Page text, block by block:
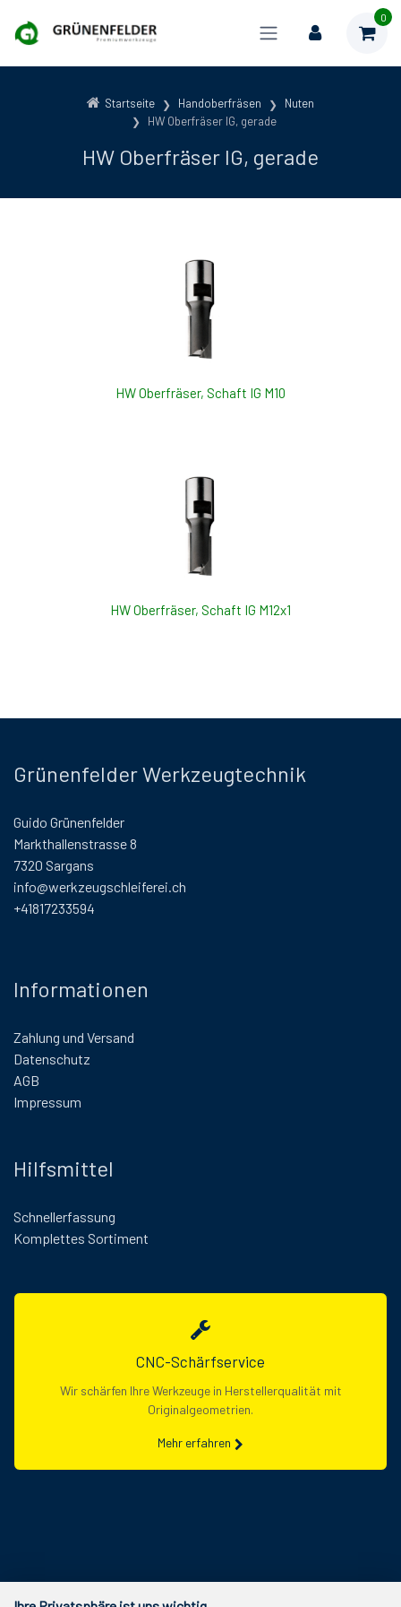
0
Startseite Handoberfräsen
Nuten
HW Oberfräser IG, gerade
HW Oberfräser IG, gerade
HW Oberfräser, Schaft IG M10
HW Oberfräser, Schaft IG M12x1
Grünenfelder Werkzeugtechnik
Guido Grünenfelder
Markthallenstrasse 8
7320 Sargans
info@werkzeugschleiferei.ch
+41817233594
Informationen
Zahlung und Versand
Datenschutz
AGB
Impressum
Hilfsmittel
Schnellerfassung
Komplettes Sortiment
CNC-Schärfservice
Wir schärfen Ihre Werkzeuge in Herstellerqualität mit
Originalgeometrien.
Mehr erfahren